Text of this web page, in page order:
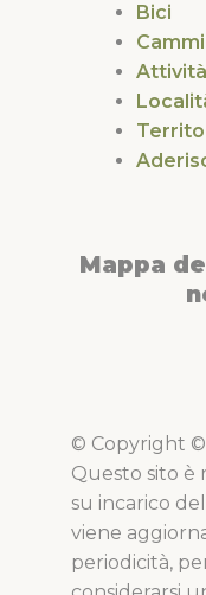
Bici
Attività
Mappa
© Copyright ©
Questo sito è
su incarico
viene
periodicità,